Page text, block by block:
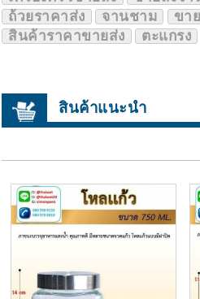
ถ้วยราคาส่ง
จานชาม
ขา
สินค้าราคาขายส่ง
ตะแกรง
สินค้าแนะนำ